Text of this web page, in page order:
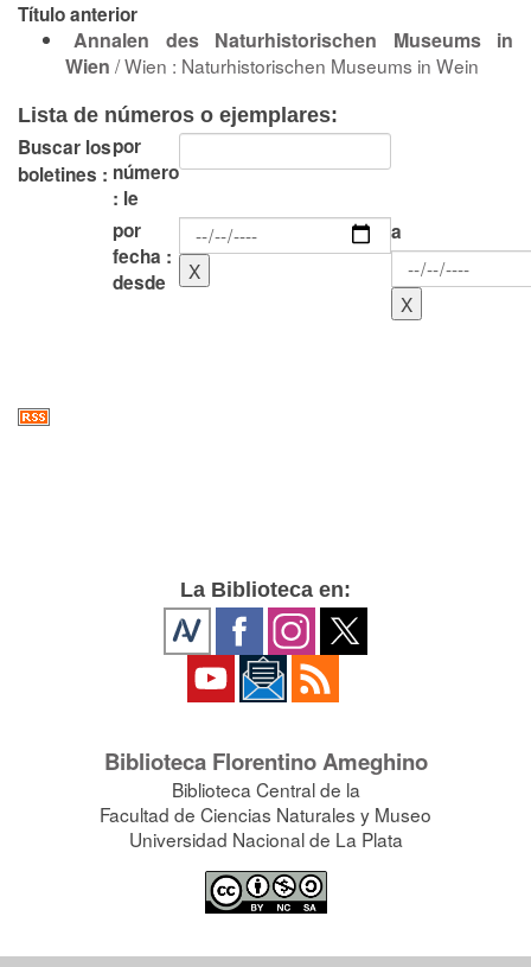
Título anterior
Annalen des Naturhistorischen Museums in
Wien / Wien : Naturhistorischen Museums in Wein
Lista de números o ejemplares:
Buscar los
boletines :
por
número
: le
por
fecha :
desde
a
La Biblioteca en:
Biblioteca Florentino Ameghino
Biblioteca Central de la
Facultad de Ciencias Naturales y Museo
Universidad Nacional de La Plata